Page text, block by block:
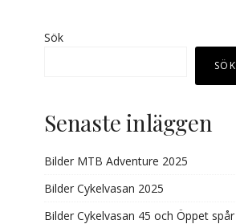
Sök
SÖK
Senaste inläggen
Bilder MTB Adventure 2025
Bilder Cykelvasan 2025
Bilder Cykelvasan 45 och Öppet spår